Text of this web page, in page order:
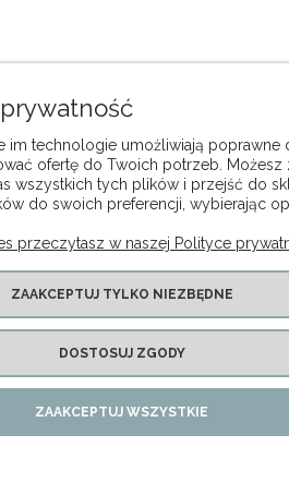
im technologie umożliwiają poprawne
ofertę do Twoich potrzeb. Możesz
wszystkich tych plików i przejść do
do swoich preferencji, wybierając
przeczytasz w naszej Polityce
ZAAKCEPTUJ TYLKO NIEZBĘDNE
DOSTOSUJ ZGODY
ZAAKCEPTUJ WSZYSTKIE